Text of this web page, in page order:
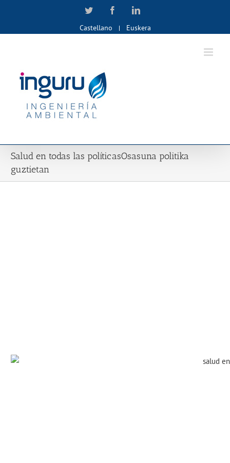
content
Twitter FacebookLinkedIn
Castellano Euskera
Salud en todas las políticasOsasuna politika
guztietan